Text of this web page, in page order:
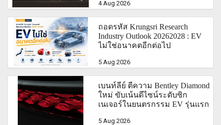
4 Aug 2026
ถอดรหัส Krungsri Research
Industry Outlook 20262028 : EV
ไม่ใช่อนาคตอีกต่อไป
5 Aug 2026
เบนท์ลีย์ ตีความ Bentley Diamond
ใหม่ ขับเน้นดีไซน์ระดับซิก
เนเจอร์ในยนตรกรรม EV รุ่นแรก
5 Aug 2026